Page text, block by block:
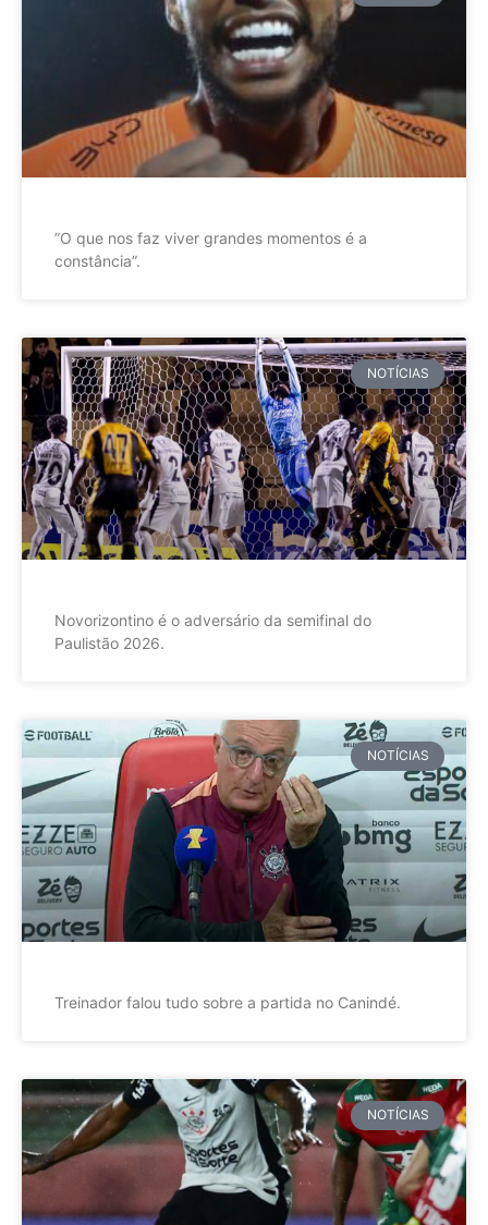
”O que nos faz viver grandes momentos é a
constância”.
NOTÍCIAS
Novorizontino é o adversário da semifinal do
Paulistão 2026.
NOTÍCIAS
Treinador falou tudo sobre a partida no Canindé.
NOTÍCIAS